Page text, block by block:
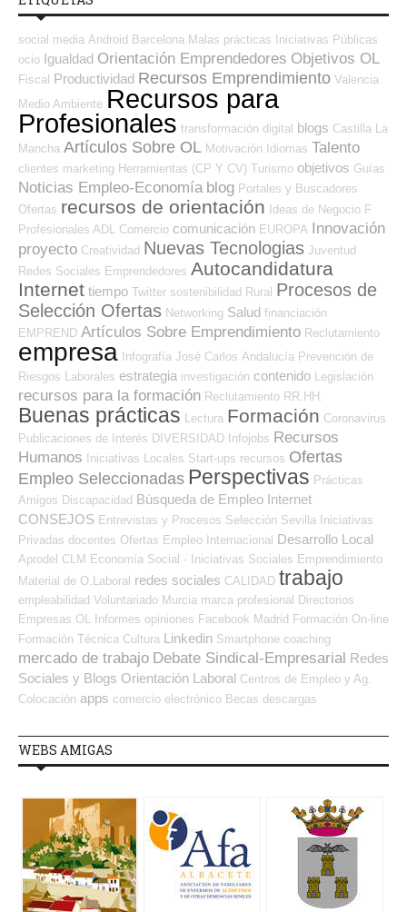
social media Android Barcelona Malas prácticas
Iniciativas Públicas
ocio Igualdad Orientación Emprendedores Objetivos OL
Fiscal Productividad Recursos Emprendimiento Valencia
Medio Ambiente Recursos para
Profesionales transformación digital blogs Castilla La
Mancha Artículos Sobre OL Motivación Idiomas Talento
clientes marketing Herramientas (CP Y CV) Turismo objetivos Guías
Noticias Empleo-Economía blog Portales y Buscadores
Ofertas recursos de orientación Ideas de Negocio F
Profesionales ADL Comercio comunicación EUROPA
Innovación
proyecto Creatividad Nuevas Tecnologias Juventud
Redes Sociales Emprendedores Autocandidatura
Internet tiempo Twitter sostenibilidad Rural Procesos de
Selección Ofertas Networking Salud financiación
EMPREND Artículos Sobre Emprendimiento Reclutamiento
empresa Infografía José Carlos Andalucía Prevención de
Riesgos Laborales estrategia investigación contenido Legislación
recursos para la formación Reclutamiento RR.HH.
Buenas prácticas Lectura Formación Coronavirus
Publicaciones de Interés DIVERSIDAD Infojobs Recursos
Humanos
Iniciativas Locales Start-ups recursos Ofertas
Empleo Seleccionadas Perspectivas Prácticas
Amigos Discapacidad Búsqueda de Empleo Internet
CONSEJOS Entrevistas y Procesos Selección Sevilla Iniciativas
Privadas docentes Ofertas Empleo Internacional Desarrollo Local
Aprodel CLM Economía Social - Iniciativas Sociales Emprendimiento
Material de O.Laboral redes sociales CALIDAD trabajo
empleabilidad Voluntariado Murcia marca profesional Directorios
Empresas OL Informes opiniones Facebook Madrid Formación On-line
Formación Técnica Cultura Linkedin Smartphone coaching
mercado de trabajo Debate Sindical-Empresarial Redes
Sociales y Blogs Orientación Laboral Centros de Empleo y Ag.
Colocación apps comercio electrónico Becas descargas
WEBS AMIGAS